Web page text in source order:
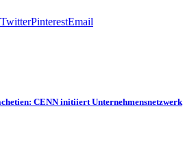
TwitterPinterestEmail
CENN initiiert Unternehmensnetzwerk